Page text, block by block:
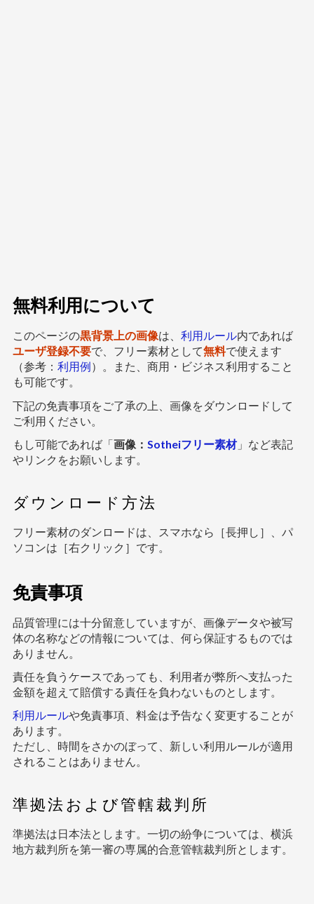
無料利用について
このページの黒背景上の画像は、 利用ルール内であれば
ユーザ登録不要で、フリー素材として無料で使えます
（参考： 利用例）。また、商用・ビジネス利用すること
も可能です。
下記の免責事項をご了承の上、画像をダウンロードして
ご利用ください。
もし可能であれば「画像： Sotheiフリー素材」など表記
やリンクをお願いします。
ダウンロード方法
フリー素材のダンロードは、スマホなら［長押し］、パ
ソコンは［右クリック］です。
免責事項
品質管理には十分留意していますが、画像データや被写
体の名称などの情報については、何ら保証するものでは
ありません。
責任を負うケースであっても、利用者が弊所へ支払った
金額を超えて賠償する責任を負わないものとします。
利用ルールや免責事項、料金は予告なく変更することが
あります。
ただし、時間をさかのぼって、新しい利用ルールが適用
されることはありません。
準拠法および管轄裁判所
準拠法は日本法とします。一切の紛争については、横浜
地方裁判所を第一審の専属的合意管轄裁判所とします。